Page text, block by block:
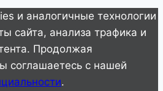
через
2-
3
дня
и аналогичные технологии
сайта, анализа трафика и
Продолжая
соглашаетесь с нашей
.